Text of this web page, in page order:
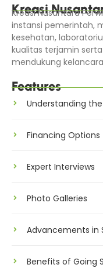
Kreasi
Kreasi Nusantara
instansi pemerintah,
kesehatan,
kualitas terjamin
mendukung
Features
Understanding the
Financing Options
Expert Interviews
Photo Galleries
Advancements in
Benefits of Going